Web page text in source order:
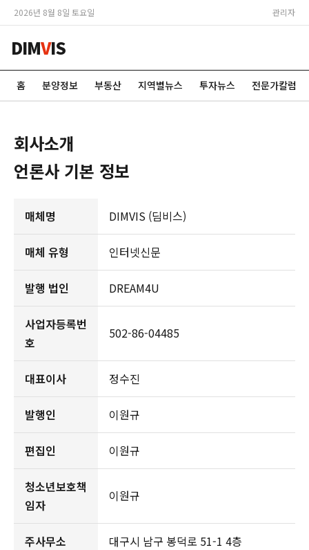
2026년 8월 8일 토요일 관리자
DIMVIS
홈 분양정보 부동산 지역별뉴스 투자뉴스 전문가칼럼
회사소개
언론사 기본 정보
매체명 DIMVIS (딤비스)
매체 유형 인터넷신문
발행 법인 DREAM4U
사업자등록번
호
502-86-04485
대표이사 정수진
발행인 이원규
편집인 이원규
청소년보호책
임자
이원규
주사무소 대구시 남구 봉덕로 51-1 4층